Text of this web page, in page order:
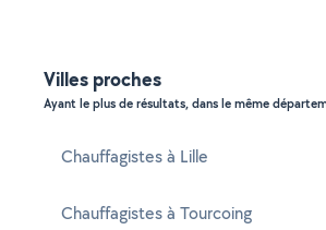
Villes proches
Ayant le plus de résultats, dans le même
Chauffagistes à Lille
Chauffagistes à Tourcoing